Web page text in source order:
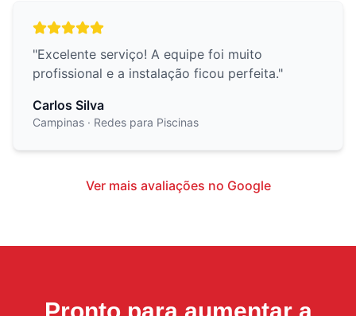
"Excelente serviço! A equipe foi muito
profissional e a instalação ficou perfeita."
Carlos Silva
Campinas · Redes para Piscinas
Ver mais avaliações no Google